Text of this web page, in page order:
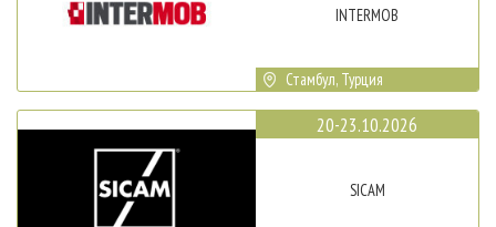
INTERMOB
Стамбул, Турция
20-23.10.2026
SICAM